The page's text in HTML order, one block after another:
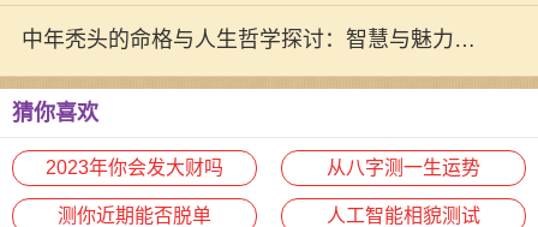
人生道路
中年秃头的命格与人生哲学探讨：智慧与魅力的
别样体现
猜你喜欢
2023年你会发大财吗 从八字测一生运势
测你近期能否脱单 人工智能相貌测试